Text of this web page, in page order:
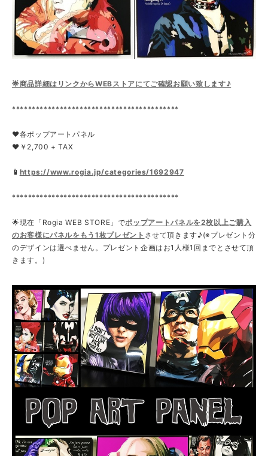
🌟商品詳細はリンクからWEBストアにてご確認お願い致します♪
******************************************
❤各ポップアートパネル
❤￥2,700 + TAX
📱 https://www.rogia.jp/categories/1692947
******************************************
🌟現在「Rogia WEB STORE」でポップアートパネルを2枚以上ご購入
のお客様にパネルをもう1枚プレゼント させて頂きます♪(※プレゼント分
のデザインは選べません。プレゼント企画はお1人様1回までとさせて頂
きます。)